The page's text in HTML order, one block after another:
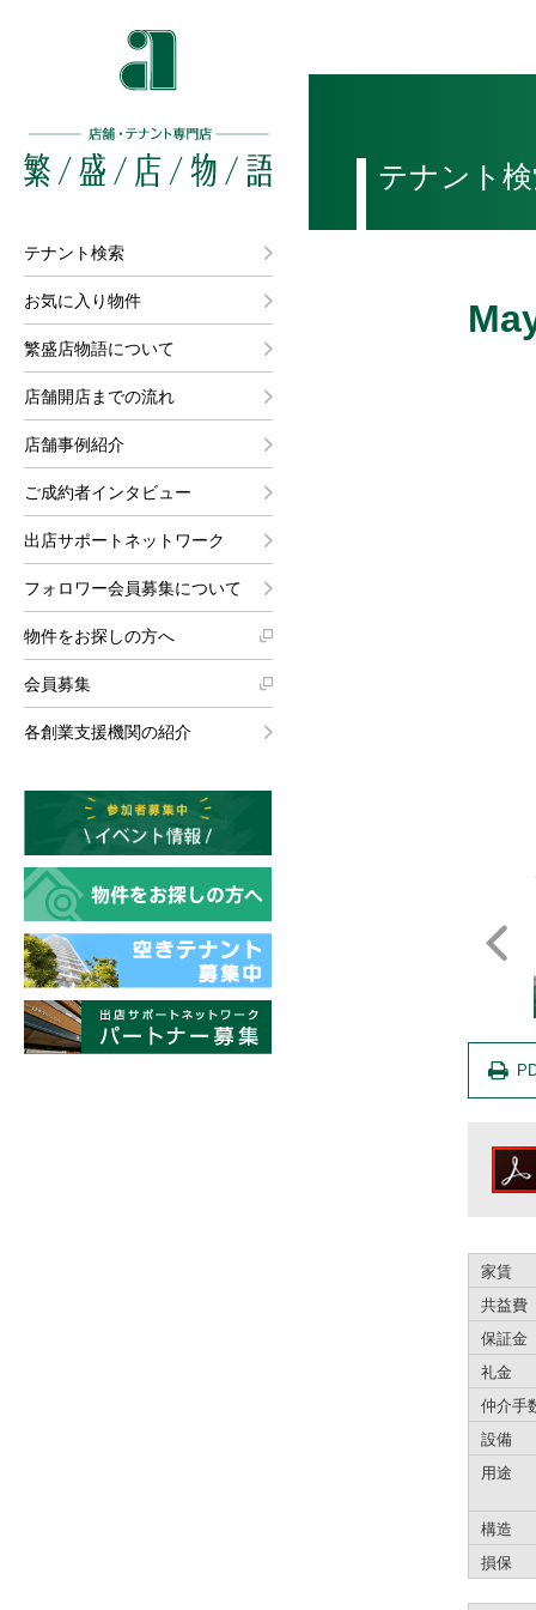
テナント検索
お気に入り物件
繁盛店物語について
店舗開店までの流れ
店舗事例紹介
ご成約者インタビュー
出店サポートネットワーク
フォロワー会員募集について
物件をお探しの方へ
会員募集
各創業支援機関の紹介
テナント
写真
家賃
共益費
保証金
礼金
仲介手
設備
用途
構造
損保